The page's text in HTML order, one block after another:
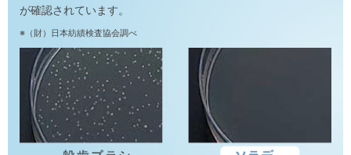
が確認されています。
※（財）日本紡績検査協会調べ